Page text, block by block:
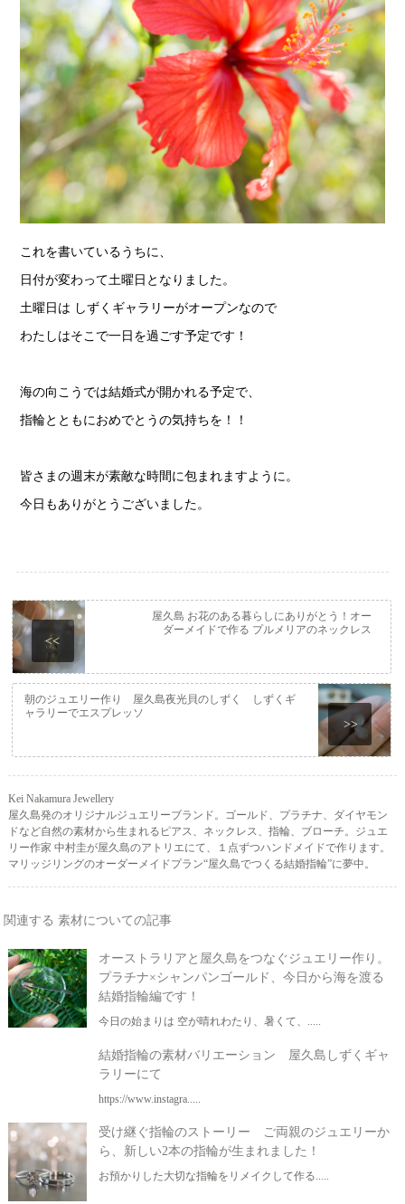
これを書いているうちに、
日付が変わって土曜日となりました。
土曜日は しずくギャラリーがオープンなので
わたしはそこで一日を過ごす予定です！
海の向こうでは結婚式が開かれる予定で、
指輪とともにおめでとうの気持ちを！！
皆さまの週末が素敵な時間に包まれますように。
今日もありがとうございました。
<<
屋久島 お花のある暮らしにありがとう！オー
ダーメイドで作る プルメリアのネックレス
>>
朝のジュエリー作り 屋久島夜光貝のしずく しずくギ
ャラリーでエスプレッソ
Kei Nakamura Jewellery
屋久島発のオリジナルジュエリーブランド。ゴールド、プラチナ、ダイヤモン
ドなど自然の素材から生まれるピアス、ネックレス、指輪、ブローチ。ジュエ
リー作家 中村圭が屋久島のアトリエにて、１点ずつハンドメイドで作ります。
マリッジリングのオーダーメイドプラン“屋久島でつくる結婚指輪”に夢中。
関連する 素材についての記事
オーストラリアと屋久島をつなぐジュエリー作り。
プラチナ×シャンパンゴールド、今日から海を渡る
結婚指輪編です！
今日の始まりは 空が晴れわたり、暑くて、.....
結婚指輪の素材バリエーション 屋久島しずくギャ
ラリーにて
https://www.instagra.....
受け継ぐ指輪のストーリー ご両親のジュエリーか
ら、新しい2本の指輪が生まれました！
お預かりした大切な指輪をリメイクして作る.....